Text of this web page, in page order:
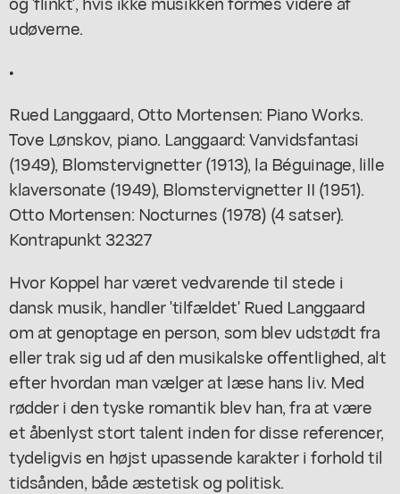
udøverne.
•
Rued Langgaard, Otto Mortensen: Piano Works.
Tove Lønskov, piano. Langgaard: Vanvidsfantasi
(1949), Blomstervignetter (1913), la Béguinage, lille
klaversonate (1949), Blomstervignetter II (1951).
Otto Mortensen: Nocturnes (1978) (4 satser).
Kontrapunkt 32327
Hvor Koppel har været vedvarende til stede i
dansk musik, handler 'tilfældet' Rued Langgaard
om at genoptage en person, som blev udstødt fra
eller trak sig ud af den musikalske offentlighed, alt
efter hvordan man vælger at læse hans liv. Med
rødder i den tyske romantik blev han, fra at være
et åbenlyst stort talent inden for disse referencer,
tydeligvis en højst upassende karakter i forhold til
tidsånden, både æstetisk og politisk.